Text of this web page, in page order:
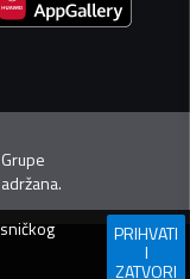
PRIHVATI
I
ZATVORI